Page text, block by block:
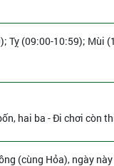
Tỵ (09:00-10:59); Mùi
hai ba - Đi chơi còn
(cùng Hỏa), ngày